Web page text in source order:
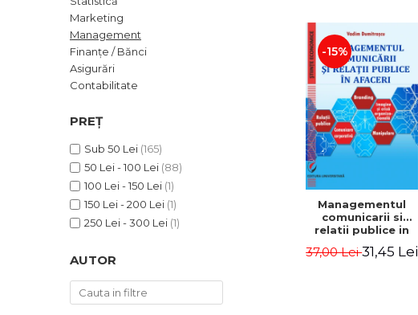
ADMINISTRATIVE
ȘTIINȚE ECONOMICE
ȘTIINȚE EXACTE
EDUCAȚIE FIZICĂ ȘI SPORT
PREUNIVERSITARIA
PACHETE DE STUDIU
PROMOȚIILE LUNII
Cum Cumpăr
Politica de Retur
Formular de Retur
Marketing
Management
Finanțe / Bănci
Asigurări
Contabilitate
PREȚ
Sub 50 Lei (165)
50 Lei - 100 Lei (88)
100 Lei - 150 Lei (1)
150 Lei - 200 Lei (1)
250 Lei - 300 Lei (1)
AUTOR
-15%
Managementul
comunicarii si
relatii publice in
Dumitrascu
37,00 Lei31,45 Lei